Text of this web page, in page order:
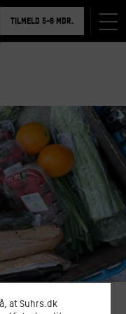
TILMELD 5-6 MDR.
BOOK RUNDVISNING
at Suhrs.dk